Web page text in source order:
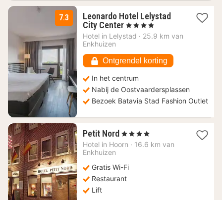
7.3
Leonardo Hotel Lelystad
City Center 1
nacht
€
, 4 Sterren
Hotel in Lelystad · 25.9 km van
Enkhuizen
Ontgrendel korting
In het centrum
Nabij de Oostvaardersplassen
Bezoek Batavia Stad Fashion Outlet
Petit Nord 1
nacht
€
, 4 Sterren
Hotel in Hoorn · 16.6 km van
Enkhuizen
Gratis Wi-Fi
Restaurant
Lift